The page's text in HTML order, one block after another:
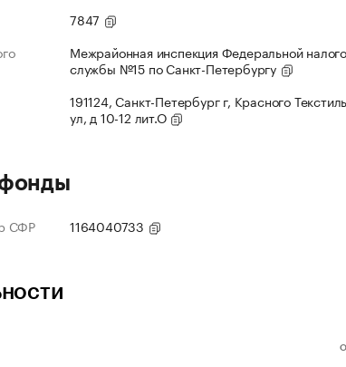
7847
Межрайонная инспекция Федеральной
службы №15 по Санкт-Петербургу
191124, Санкт-Петербург г, Красного
ул, д 10-12 лит.О
СФР 1164040733